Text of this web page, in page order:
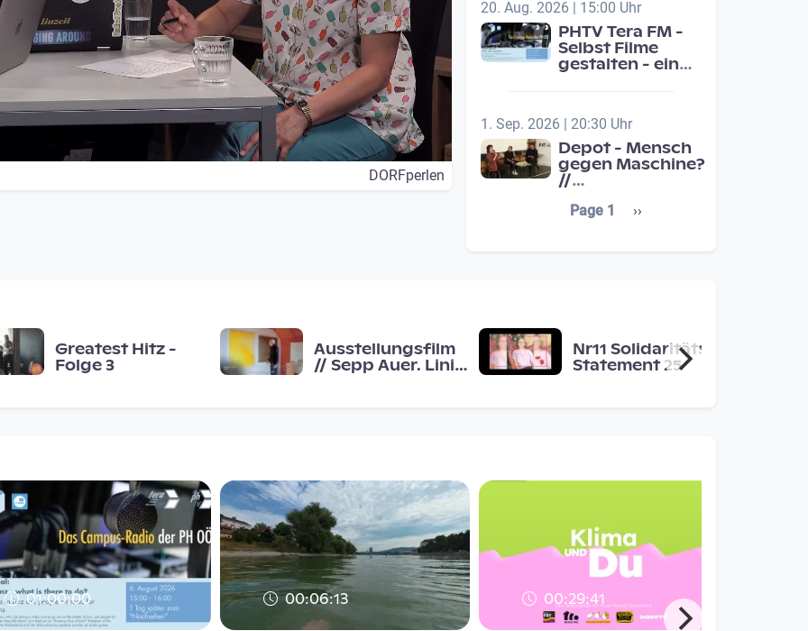
DORFperlen
20. Aug. 2026 | 15:00 Uhr
PHTV Tera FM -
Selbst Filme
gestalten - ein
Schulentwicklung
1. Sep. 2026 | 20:30 Uhr
Depot - Mensch
gegen Maschine?
//
Übergänge /
Seitennummerierung
Page 1 Next page
››
Greatest Hitz -
Folge 3
Ausstellungsfilm
// Sepp Auer. Linie
Nr11 Solidaritäts-
Statement 25
01:00:00 00:06:13 00:29:41